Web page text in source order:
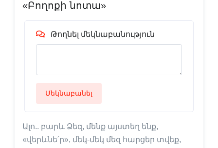
«Բողոքի նոտա»
Թողնել մեկնաբանություն
Մեկնաբանել
Ալո.. բարև Ձեզ, մենք այստեղ ենք,
«վերևնե՛ր», մեկ-մեկ մեզ հարցեր տվեք,